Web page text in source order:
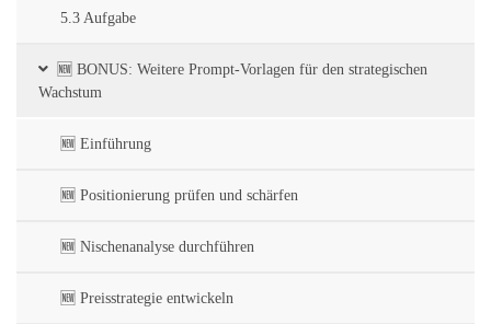
5.3 Aufgabe
🆕 BONUS: Weitere Prompt-Vorlagen für den strategischen
Wachstum
🆕 Einführung
🆕 Positionierung prüfen und schärfen
🆕 Nischenanalyse durchführen
🆕 Preisstrategie entwickeln